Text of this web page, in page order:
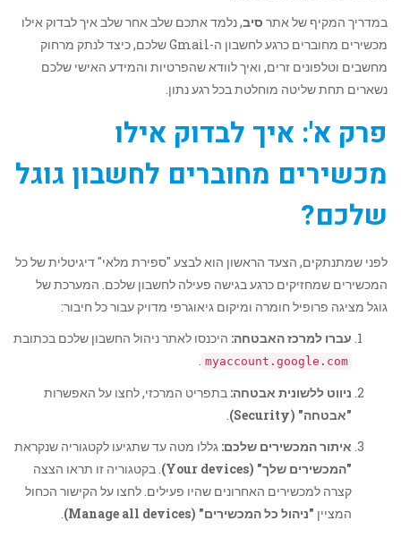
במדריך המקיף של אתר סיב, נלמד אתכם שלב אחר שלב איך לבדוק אילו
מכשירים מחוברים כרגע לחשבון ה-Gmail שלכם, כיצד לנתק מרחוק
מחשבים וטלפונים זרים, ואיך לוודא שהפרטיות והמידע האישי שלכם
נשארים תחת שליטה מוחלטת בכל רגע נתון.
פרק א': איך לבדוק אילו
מכשירים מחוברים לחשבון גוגל
שלכם?
לפני שמתנתקים, הצעד הראשון הוא לבצע "ספירת מלאי" דיגיטלית של כל
המכשירים שמחזיקים כרגע בגישה פעילה לחשבון שלכם. המערכת של
גוגל מציגה פרופיל חומרה ומיקום גיאוגרפי מדויק עבור כל חיבור:
עברו למרכז האבטחה: היכנסו לאתר ניהול החשבון שלכם בכתובת
myaccount.google.com
.
ניווט ללשונית אבטחה: בתפריט המרכזי, לחצו על האפשרות
"אבטחה" (Security)
.
איתור המכשירים שלכם: גללו מטה עד שתגיעו לקטגוריה שנקראת
"המכשירים שלך" (Your devices)
. בקטגוריה זו תראו הצצה
קצרה למכשירים האחרונים שהיו פעילים. לחצו על הקישור הכחול
המציין "ניהול כל המכשירים" (Manage all devices)
.